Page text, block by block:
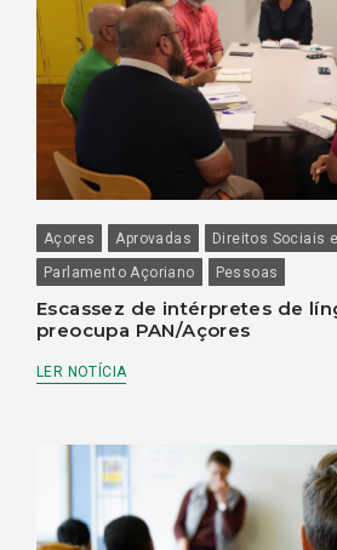
Açores Aprovadas Direitos Sociais
Parlamento Açoriano
Pessoas
Escassez de intérpretes de
preocupa PAN/Açores
LER NOTÍCIA